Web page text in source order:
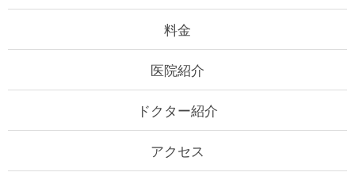
料金
医院紹介
ドクター紹介
アクセス